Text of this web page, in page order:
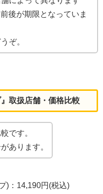
後が期限となっていま
ぞ。
取扱店舗・価格比較
です。
あります。
)：14,190円(税込)